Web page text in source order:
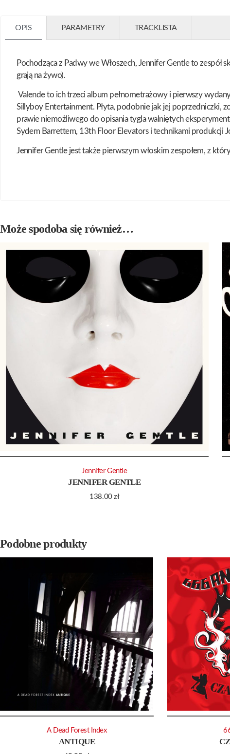
OPIS PARAMETRY TRACKLISTA
Pochodząca z Padwy we Włoszech, Jennifer Gentle to
grają na żywo).
Valende to ich trzeci album pełnometrażowy i pierwszy
Sillyboy Entertainment. Płyta, podobnie jak jej poprzedniczki,
prawie niemożliwego do opisania tygla walniętych
Sydem Barrettem, 13th Floor Elevators i technikami produkcji
Jennifer Gentle jest także pierwszym włoskim zespołem, z
Może spodoba się również…
JENNIFER GENTLE
138.00zł
Jennifer Gentle
Podobne produkty
ANTIQUE
A Dead Forest Index